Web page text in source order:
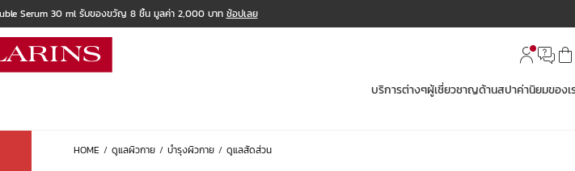
Serum 30 ml รับของขวัญ 8 ชิ้น มูลค่า 2,000 บาท ช้อปเลย
บริการต่างๆผู้เชี่ยวชาญด้านสปาค่านิยมของเ
HOME ดูแลผิวกาย บำรุงผิวกาย ดูแลสัดส่วน